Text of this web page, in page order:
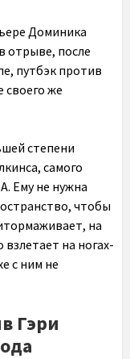
Доминика
отрыве, после
путбэк против
своего же
степени
самого
Ему не нужна
чтобы
на
на ногах-
с ним не
Гэри